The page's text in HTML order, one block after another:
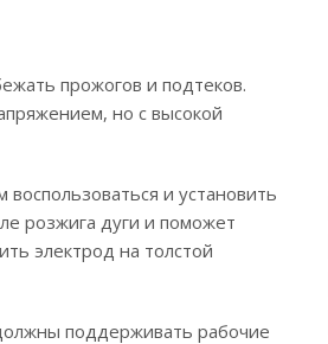
прожогов и подтеков.
но с высокой
и установить
розжига дуги и поможет
электрод на толстой
поддерживать рабочие